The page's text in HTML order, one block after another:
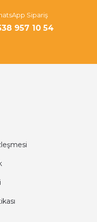
Sipariş
957 10 54